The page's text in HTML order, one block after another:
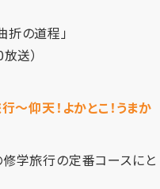
折の道程」
送）
～仰天！よかとこ！うまか
学旅行の定番コースにと